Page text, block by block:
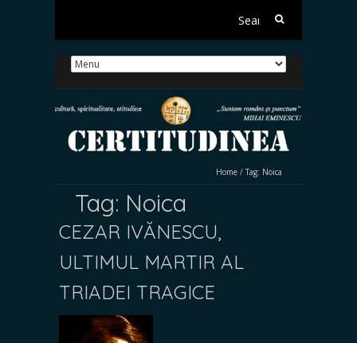
Search
Home / Tag: Noica
Tag: Noica
CEZAR IVĂNESCU,
ULTIMUL MARTIR AL
TRIADEI TRAGICE